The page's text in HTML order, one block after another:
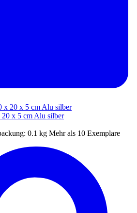
x 5 cm Alu silber
0.1 kg Mehr als 10 Exemplare